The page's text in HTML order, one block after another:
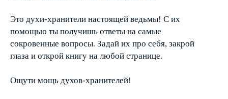
Это духи-хранители настоящей ведьмы! С их
помощью ты получишь ответы на самые
сокровенные вопросы. Задай их про себя, закрой
глаза и открой книгу на любой странице.
Ощути мощь духов-хранителей!